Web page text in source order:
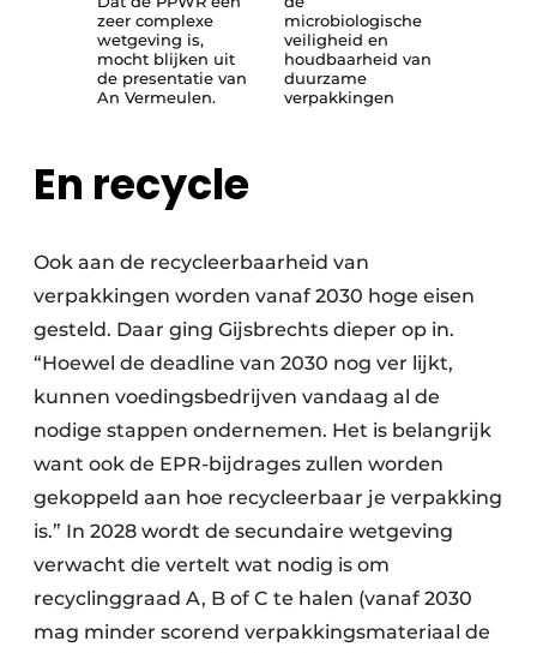
zeer complexe
wetgeving is,
mocht blijken uit
de presentatie van
An Vermeulen.
microbiologische
veiligheid en
houdbaarheid van
duurzame
verpakkingen
En recycle
Ook aan de recycleerbaarheid van
verpakkingen worden vanaf 2030 hoge eisen
gesteld. Daar ging Gijsbrechts dieper op in.
“Hoewel de deadline van 2030 nog ver lijkt,
kunnen voedingsbedrijven vandaag al de
nodige stappen ondernemen. Het is belangrijk
want ook de EPR-bijdrages zullen worden
gekoppeld aan hoe recycleerbaar je verpakking
is.” In 2028 wordt de secundaire wetgeving
verwacht die vertelt wat nodig is om
recyclinggraad A, B of C te halen (vanaf 2030
mag minder scorend verpakkingsmateriaal de